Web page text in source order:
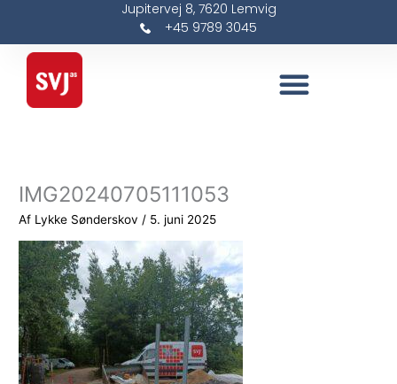
indholdet
Jupitervej 8, 7620 Lemvig
+45 9789 3045
IMG20240705111053
Af Lykke Sønderskov / 5. juni 2025